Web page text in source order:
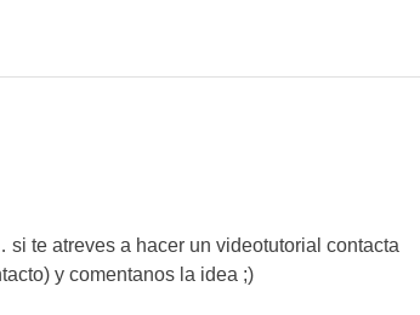
te atreves a hacer un videotutorial contacta
y comentanos la idea ;)